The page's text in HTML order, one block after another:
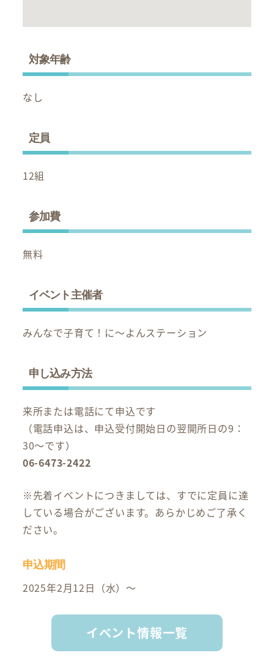
対象年齢
なし
定員
12組
参加費
無料
イベント主催者
みんなで子育て！に～よんステーション
申し込み方法
来所または電話にて申込です
（電話申込は、申込受付開始日の翌開所日の9：
30～です）
06-6473-2422
※先着イベントにつきましては、すでに定員に達
している場合がございます。あらかじめご了承く
ださい。
申込期間
2025年2月12日（水）～
イベント情報一覧